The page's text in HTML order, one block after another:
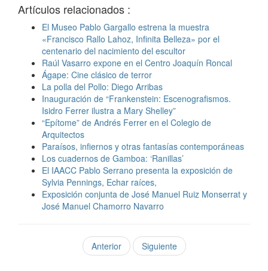
Artículos relacionados :
El Museo Pablo Gargallo estrena la muestra
«Francisco Rallo Lahoz, Infinita Belleza» por el
centenario del nacimiento del escultor
Raúl Vasarro expone en el Centro Joaquín Roncal
Ágape: Cine clásico de terror
La polla del Pollo: Diego Arribas
Inauguración de “Frankenstein: Escenografismos.
Isidro Ferrer ilustra a Mary Shelley”
“Epítome” de Andrés Ferrer en el Colegio de
Arquitectos
Paraísos, infiernos y otras fantasías contemporáneas
Los cuadernos de Gamboa: ‘Ranillas’
El IAACC Pablo Serrano presenta la exposición de
Sylvia Pennings, Echar raíces,
Exposición conjunta de José Manuel Ruiz Monserrat y
José Manuel Chamorro Navarro
Anterior Siguiente